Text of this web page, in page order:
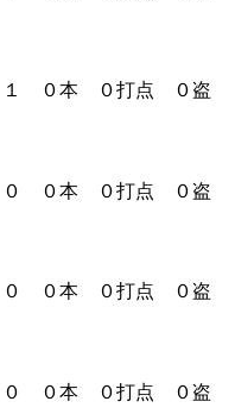
本 ０打点 ０盗
本 ０打点 ０盗
本 ０打点 ０盗
本 ０打点 ０盗